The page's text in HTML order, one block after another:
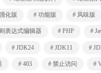
化版 # 功能版 # 风味版
表达式编辑器 # PHP #
# JDK24 # JDK11 #
# 403 # 禁止访问 #